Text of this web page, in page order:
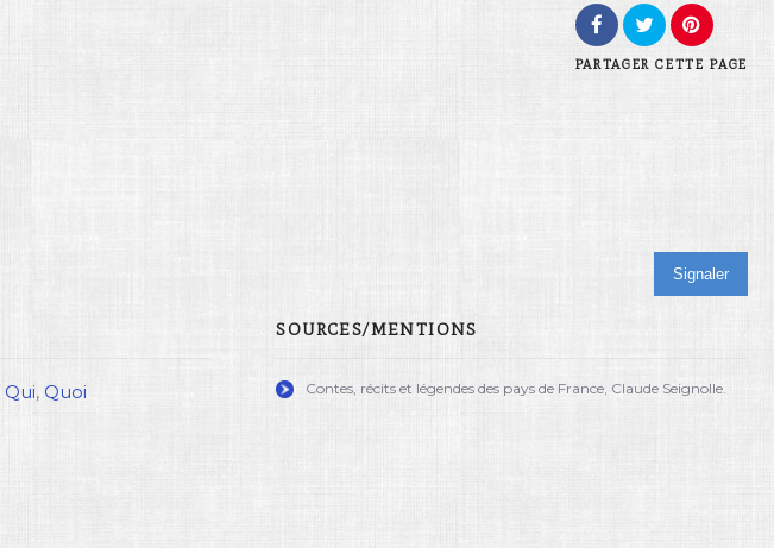
PARTAGER CETTE PAGE
Signaler
Qui,Quoi
SOURCES/MENTIONS
Contes, récits et légendes des pays de France, Claude Seignolle.